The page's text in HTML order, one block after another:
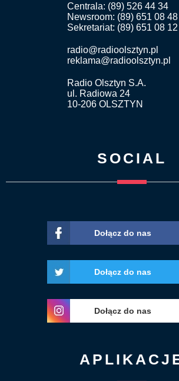
Centrala: (89) 526 44 34
Newsroom: (89) 651 08 48
Sekretariat: (89) 651 08 12
radio@radioolsztyn.pl
reklama@radioolsztyn.pl
Radio Olsztyn S.A.
ul. Radiowa 24
10-206 OLSZTYN
SOCIAL
Dołącz do nas
Dołącz do nas
Dołącz do nas